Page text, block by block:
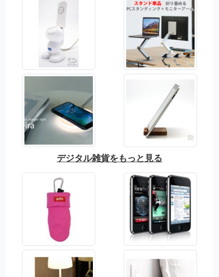
デジタル雑貨をもっと見る